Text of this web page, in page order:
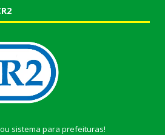
ou sistema para prefeituras!